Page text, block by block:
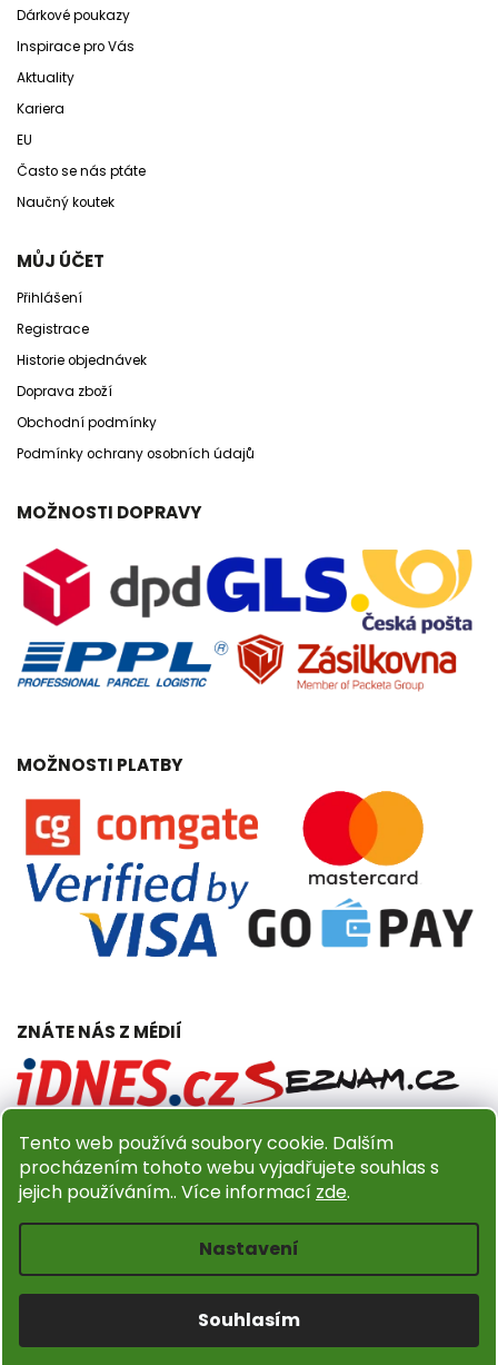
Tento web používá soubory cookie. Dalším
procházením tohoto webu vyjadřujete souhlas s
jejich používáním.. Více informací zde.
Nastavení
Souhlasím
Dárkové poukazy
Inspirace pro Vás
Aktuality
Kariera
EU
Často se nás ptáte
Naučný koutek
MŮJ ÚČET
Přihlášení
Registrace
Historie objednávek
Doprava zboží
Obchodní podmínky
Podmínky ochrany osobních údajů
MOŽNOSTI DOPRAVY
MOŽNOSTI PLATBY
ZNÁTE NÁS Z MÉDIÍ
Copyright 2026Dřevěný obchůdek Amadea.cz. Všechna
práva vyhrazena.
Upravit nastavení cookies